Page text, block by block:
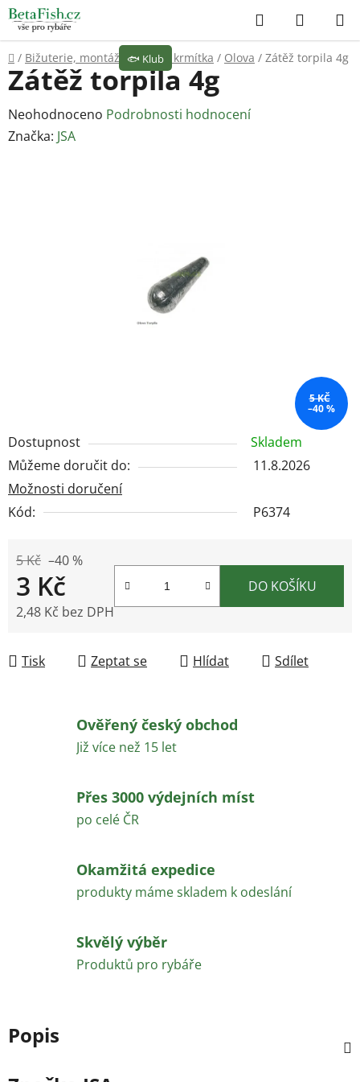
Přejít
na
obsah
Hledat
KOŠÍK
Domů
/ Bižuterie, montáže / Olova, krmítka / Olova / Zátěž torpila 4g
Dostupnost
Skladem
Můžeme doručit do:
11.8.2026
Možnosti doručení
Kód:
P6374
5 Kč –40 %
3 Kč
2,48 Kč bez DPH
DO KOŠÍKU
Tisk Zeptat se Hlídat Sdílet
Zátěž torpila 4g
Průměrné
hodnocení
Neohodnoceno Podrobnosti hodnocení
Značka: JSA
5 KČ
–40 %
Ověřený český obchod
Již více než 15 let
Přes 3000 výdejních míst
po celé ČR
Okamžitá expedice
produkty máme skladem k odeslání
Skvělý výběr
Produktů pro rybáře
Popis
🐟 Klub